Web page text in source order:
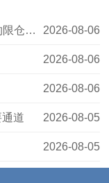
提示 2026-08-06
2026-08-06
2026-08-06
道 2026-08-05
2026-08-05